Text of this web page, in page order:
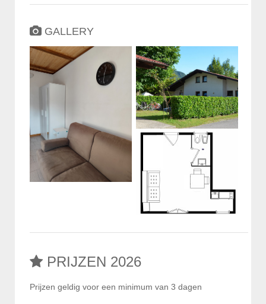
GALLERY
PRIJZEN 2026
Prijzen geldig voor een minimum van 3 dagen